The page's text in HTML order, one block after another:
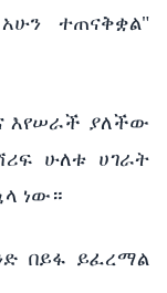
ተጠናቅቋል"
እየሠራች ያለችው
ሁለቱ ሀገራት
ነው።
በይፋ ይፈረማል